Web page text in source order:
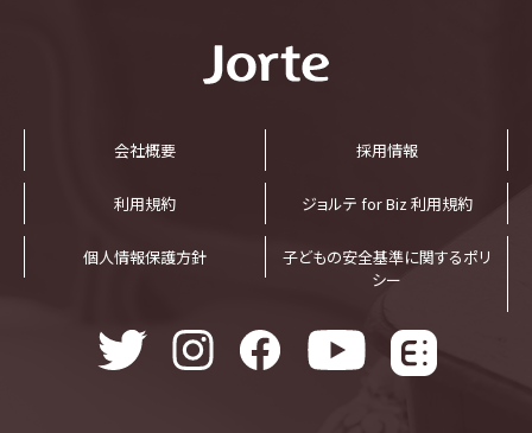
会社概要 採⽤情報
利⽤規約 ジョルテ for Biz 利⽤規約
個⼈情報保護⽅針
子どもの安全基準に関するポリ
シー